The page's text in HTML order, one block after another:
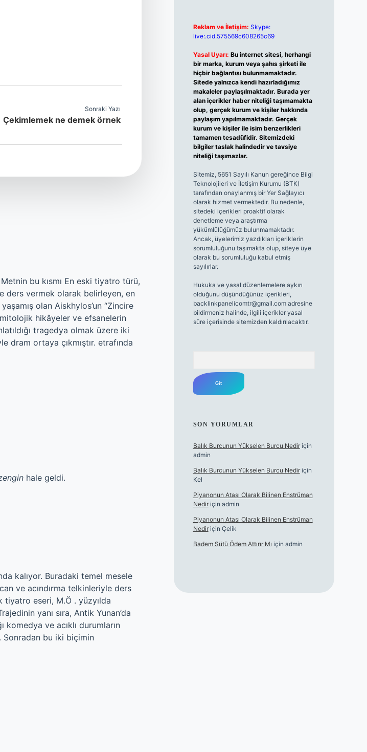
Sonraki Yazı
Çekimlemek ne demek örnek
bu kısmı En eski tiyatro türü,
ders vermek olarak belirleyen, en
olan Aiskhylos’un “Zincire
mitolojik hikâyeler ve efsanelerin
tragedya olmak üzere iki
ortaya çıkmıştır. etrafında
hale geldi.
kalıyor. Buradaki temel mesele
ve acındırma telkinleriyle ders
eseri, M.Ö . yüzyılda
yanı sıra, Antik Yunan’da
komedya ve acıklı durumların
Sonradan bu iki biçimin
Reklam ve İletişim: Skype:
live:.cid.575569c608265c69
Yasal Uyarı: Bu internet sitesi, herhangi
bir marka, kurum veya şahıs şirketi ile
hiçbir bağlantısı bulunmamaktadır.
Sitede yalnızca kendi hazırladığımız
makaleler paylaşılmaktadır. Burada yer
alan içerikler haber niteliği taşımamakta
olup, gerçek kurum ve kişiler hakkında
paylaşım yapılmamaktadır. Gerçek
kurum ve kişiler ile isim benzerlikleri
tamamen tesadüfidir. Sitemizdeki
bilgiler taslak halindedir ve tavsiye
niteliği taşımazlar.
Sitemiz, 5651 Sayılı Kanun gereğince Bilgi
Teknolojileri ve İletişim Kurumu (BTK)
tarafından onaylanmış bir Yer Sağlayıcı
olarak hizmet vermektedir. Bu nedenle,
sitedeki içerikleri proaktif olarak
denetleme veya araştırma
yükümlülüğümüz bulunmamaktadır.
Ancak, üyelerimiz yazdıkları içeriklerin
sorumluluğunu taşımakta olup, siteye üye
olarak bu sorumluluğu kabul etmiş
sayılırlar.
Hukuka ve yasal düzenlemelere aykırı
olduğunu düşündüğünüz içerikleri,
backlinkpanelicomtr@gmail.comadresine
bildirmeniz halinde, ilgili içerikler yasal
süre içerisinde sitemizden kaldırılacaktır.
SON YORUMLAR
Balık Burcunun Yükselen Burcu Nediriçin
admin
Balık Burcunun Yükselen Burcu Nediriçin
Kel
Piyanonun Atası Olarak Bilinen Enstrüman
Nediriçin admin
Piyanonun Atası Olarak Bilinen Enstrüman
Nediriçin Çelik
Badem Sütü Ödem Attırır Mı için admin